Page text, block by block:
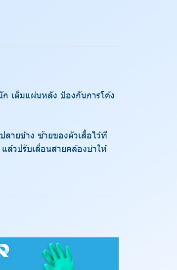
เต็มแผ่นหลัง ป้องกันการโค้ง
ายข้าง ซ้ายของตัวเสื้อไว้ที่
ล้วปรับเลื่อนสายคล้องบ่าให้